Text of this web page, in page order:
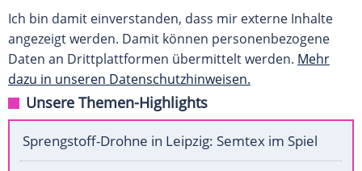
Ich bin damit einverstanden, dass mir externe Inhalte
angezeigt werden. Damit können personenbezogene
Daten an Drittplattformen übermittelt werden. Mehr
dazu in unseren Datenschutzhinweisen.
Unsere Themen-Highlights
Sprengstoff-Drohne in Leipzig: Semtex im Spiel